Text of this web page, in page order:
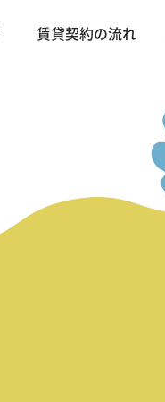
賃貸契約の流れ